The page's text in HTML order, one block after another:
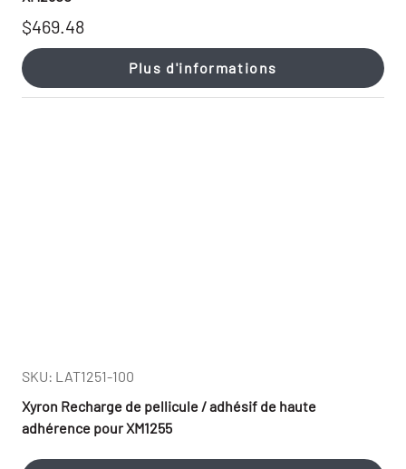
$469.48
Plus d'informations
SKU: LAT1251-100
Xyron Recharge de pellicule / adhésif de haute
adhérence pour XM1255